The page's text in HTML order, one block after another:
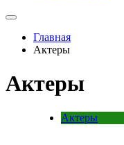
Главная
Актеры
Актеры
Актеры